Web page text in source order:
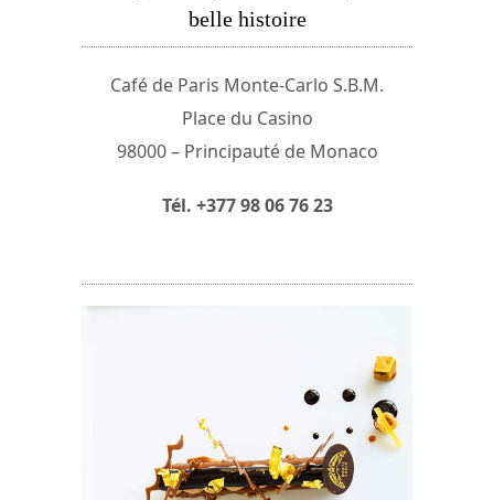
belle histoire
Café de Paris Monte-Carlo S.B.M.
Place du Casino
98000 – Principauté de Monaco
Tél. +377 98 06 76 23